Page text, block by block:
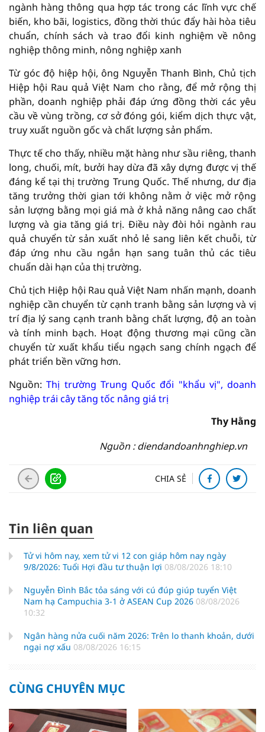
ngành hàng thông qua hợp tác trong các lĩnh vực chế
biến, kho bãi, logistics, đồng thời thúc đẩy hài hòa tiêu
chuẩn, chính sách và trao đổi kinh nghiệm về nông
nghiệp thông minh, nông nghiệp xanh
Từ góc độ hiệp hội, ông Nguyễn Thanh Bình, Chủ tịch
Hiệp hội Rau quả Việt Nam cho rằng, để mở rộng thị
phần, doanh nghiệp phải đáp ứng đồng thời các yêu
cầu về vùng trồng, cơ sở đóng gói, kiểm dịch thực vật,
truy xuất nguồn gốc và chất lượng sản phẩm.
Thực tế cho thấy, nhiều mặt hàng như sầu riêng, thanh
long, chuối, mít, bưởi hay dừa đã xây dựng được vị thế
đáng kể tại thị trường Trung Quốc. Thế nhưng, dư địa
tăng trưởng thời gian tới không nằm ở việc mở rộng
sản lượng bằng mọi giá mà ở khả năng nâng cao chất
lượng và gia tăng giá trị. Điều này đòi hỏi ngành rau
quả chuyển từ sản xuất nhỏ lẻ sang liên kết chuỗi, từ
đáp ứng nhu cầu ngắn hạn sang tuân thủ các tiêu
chuẩn dài hạn của thị trường.
Chủ tịch Hiệp hội Rau quả Việt Nam nhấn mạnh, doanh
nghiệp cần chuyển từ cạnh tranh bằng sản lượng và vị
trí địa lý sang cạnh tranh bằng chất lượng, độ an toàn
và tính minh bạch. Hoạt động thương mại cũng cần
chuyển từ xuất khẩu tiểu ngạch sang chính ngạch để
phát triển bền vững hơn.
Nguồn:Thị trường Trung Quốc đổi "khẩu vị", doanh
nghiệp trái cây tăng tốc nâng giá trị
Thy Hằng
Nguồn : diendandoanhnghiep.vn
CHIA SẺ
Tin liên quan
Tử vi hôm nay, xem tử vi 12 con giáp hôm nay ngày
9/8/2026: Tuổi Hợi đầu tư thuận lợi 08/08/2026 18:10
Nguyễn Đình Bắc tỏa sáng với cú đúp giúp tuyển Việt
Nam hạ Campuchia 3-1 ở ASEAN Cup 2026 08/08/2026
10:32
Ngân hàng nửa cuối năm 2026: Trên lo thanh khoản, dưới
ngại nợ xấu 08/08/2026 16:15
CÙNG CHUYÊN MỤC